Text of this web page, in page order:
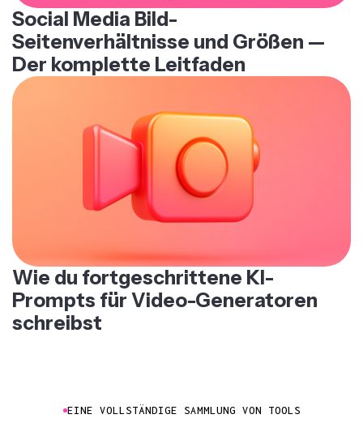
Social Media Bild-
Seitenverhältnisse und Größen —
Der komplette Leitfaden
Wie du fortgeschrittene KI-
Prompts für Video-Generatoren
schreibst
EINE VOLLSTÄNDIGE SAMMLUNG VON TOOLS